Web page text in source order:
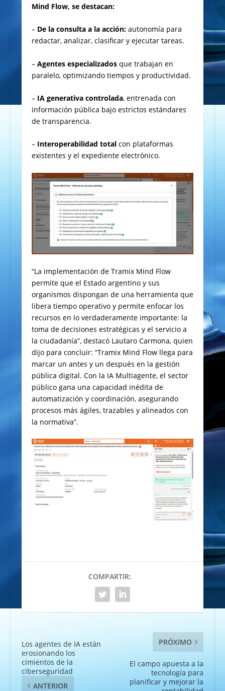
Mind Flow, se destacan:
– De la consulta a la acción:autonomía para
redactar, analizar, clasificar y ejecutar tareas.
– Agentes especializadosque trabajan en
paralelo, optimizando tiempos y productividad.
– IA generativa controlada, entrenada con
información pública bajo estrictos estándares
de transparencia.
– Interoperabilidad totalcon plataformas
existentes y el expediente electrónico.
“La implementación de Tramix Mind Flow
permite que el Estado argentino y sus
organismos dispongan de una herramienta que
libera tiempo operativo y permite enfocar los
recursos en lo verdaderamente importante: la
toma de decisiones estratégicas y el servicio a
la ciudadanía”, destacó Lautaro Carmona, quien
dijo para concluir: “Tramix Mind Flow llega para
marcar un antes y un después en la gestión
pública digital. Con la IA Multiagente, el sector
público gana una capacidad inédita de
automatización y coordinación, asegurando
procesos más ágiles, trazables y alineados con
la normativa”.
COMPARTIR:
Los agentes de IA están
erosionando los
cimientos de la
ciberseguridad
ANTERIOR
PRÓXIMO
El campo apuesta a la
tecnología para
planificar y mejorar la